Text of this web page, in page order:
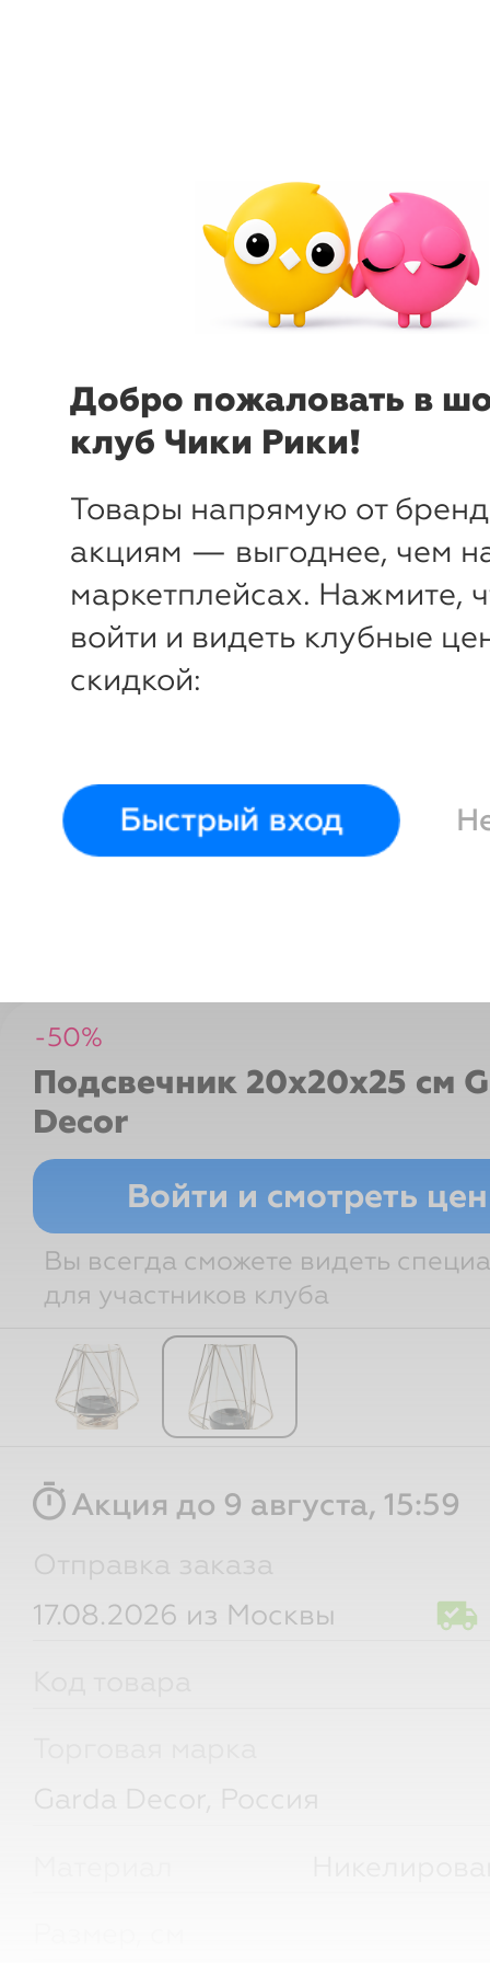
Добро пожаловать в
клуб Чики Рики!
Товары напрямую от
акциям — выгоднее, чем
маркетплейсах. Нажмите,
войти и видеть клубные
скидкой:
Быстрый вход
-50%
Подсвечник 20х20х25 см
Decor
Войти и смотреть
Вы всегда сможете видеть
для участников клуба
timerАкция до 9 августа, 15:59
Отправка заказа
17.08.2026 из Москвы
Garda Decor, Россия